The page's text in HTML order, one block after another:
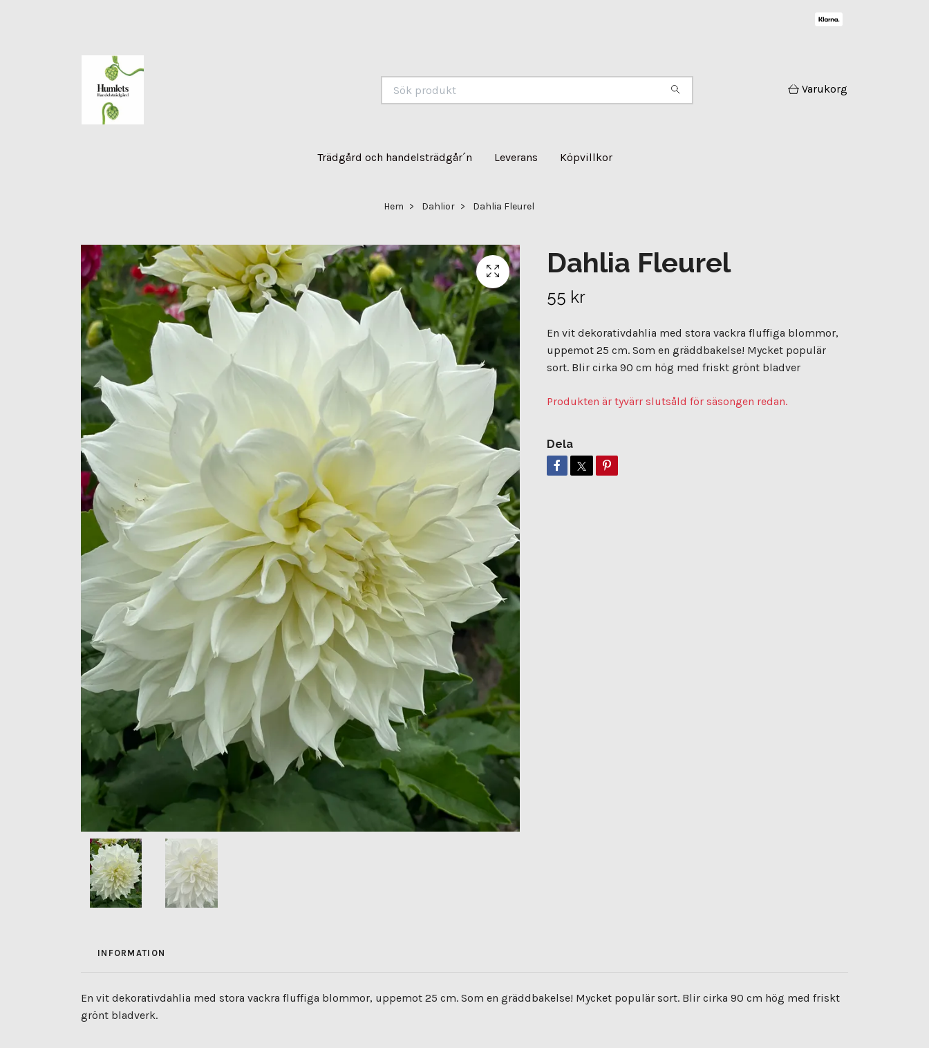
Varukorg
Trädgård och handelsträdgår´n Leverans Köpvillkor
Hem Dahlior Dahlia Fleurel
Dahlia Fleurel
55 kr
En vit dekorativdahlia med stora vackra fluffiga blommor,
uppemot 25 cm. Som en gräddbakelse! Mycket populär
sort. Blir cirka 90 cm hög med friskt grönt bladver
Produkten är tyvärr slutsåld för säsongen redan.
Dela
INFORMATION
En vit dekorativdahlia med stora vackra fluffiga blommor, uppemot 25 cm. Som en gräddbakelse! Mycket populär sort. Blir cirka 90 cm hög med friskt
grönt bladverk.